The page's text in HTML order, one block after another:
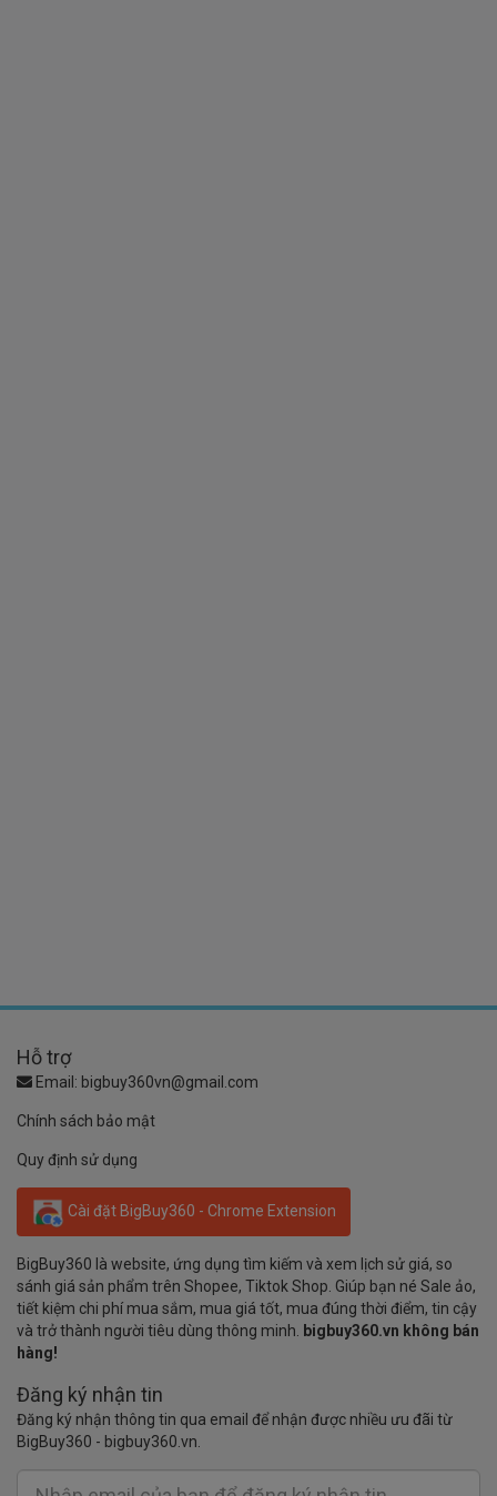
Hỗ trợ
Email: bigbuy360vn@gmail.com
Chính sách bảo mật
Quy định sử dụng
Cài đặt BigBuy360 - Chrome Extension
BigBuy360 là website, ứng dụng tìm kiếm và xem lịch sử giá, so
sánh giá sản phẩm trên Shopee, Tiktok Shop. Giúp bạn né Sale ảo,
tiết kiệm chi phí mua sắm, mua giá tốt, mua đúng thời điểm, tin cậy
và trở thành người tiêu dùng thông minh.
bigbuy360.vn không bán
hàng!
Đăng ký nhận tin
Đăng ký nhận thông tin qua email để nhận được nhiều ưu đãi từ
BigBuy360 - bigbuy360.vn.